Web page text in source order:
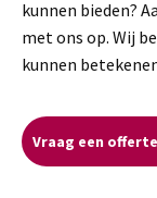
kunnen bieden?
met ons op. Wij
kunnen
Vraag een